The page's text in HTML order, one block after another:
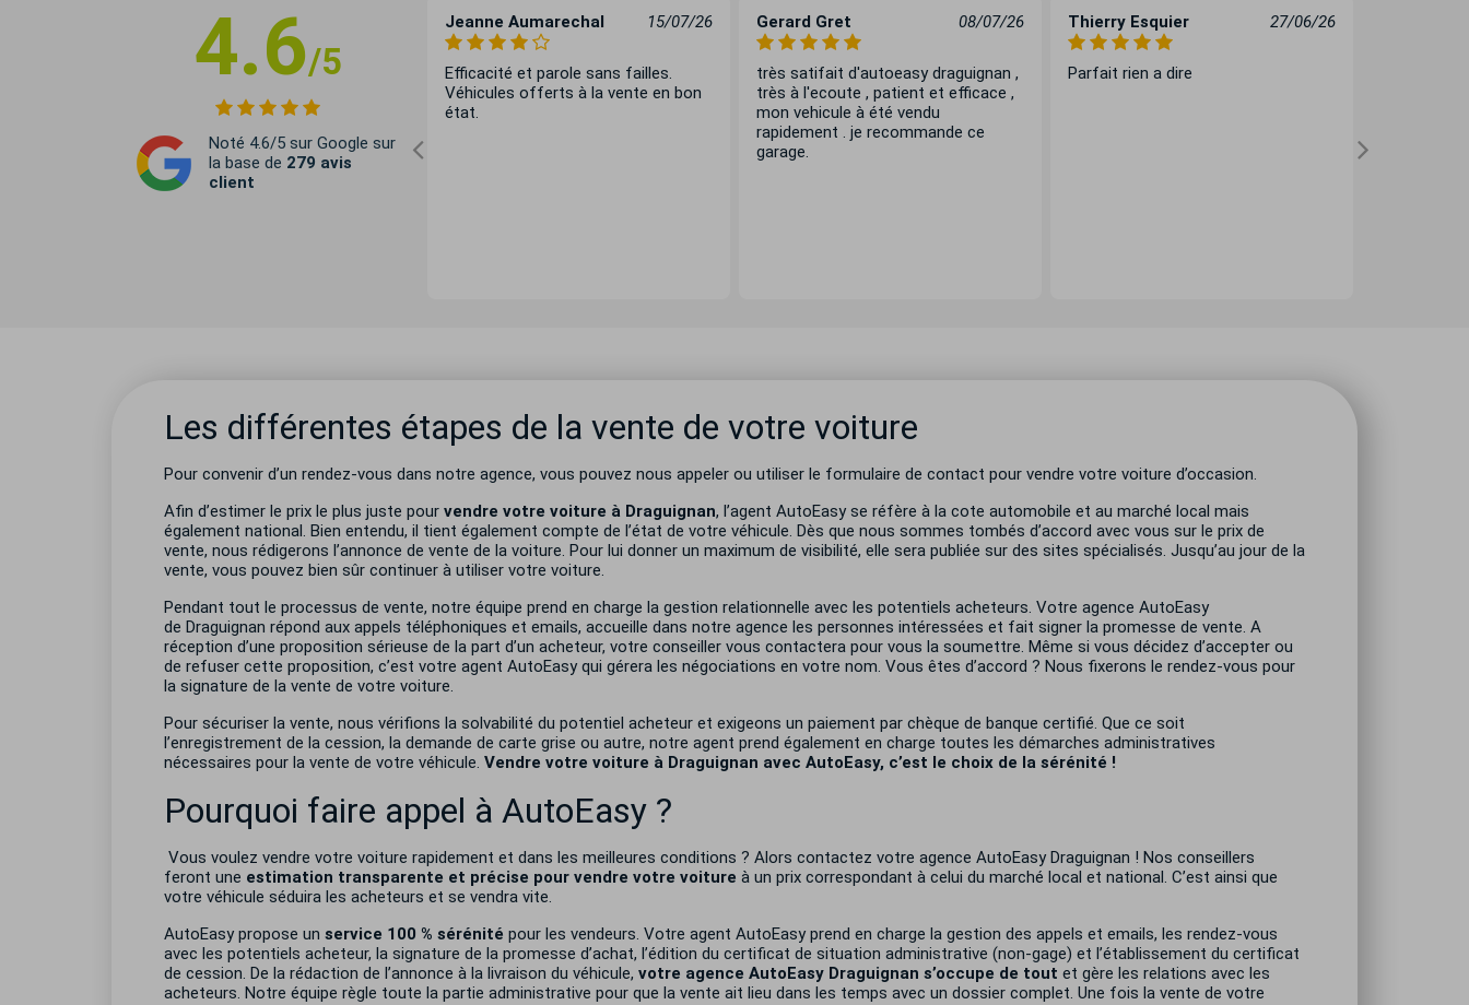
4.6/5
Noté 4.6/5 sur Google sur
la base de 279 avis
client
Vincent D'aubreby
Professionnel accueillant, vente
règlement. Bravo à l'équipe.
Jeanne Aumarechal 15/07/26
Efficacité et parole sans failles.
Véhicules offerts à la vente en bon
état.
Gerard Gret 08/07/26
très satifait d'autoeasy draguignan ,
très à l'ecoute , patient et efficace ,
mon vehicule à été vendu
rapidement . je recommande ce
garage.
Thierry Esquier 27/06/26
Parfait rien a dire
Les différentes étapes de la vente de votre voiture
Pour convenir d’un rendez-vous dans notre agence, vous pouvez nous appeler ou utiliser le formulaire de contact pour vendre votre voiture d’occasion.
Afin d’estimer le prix le plus juste pour vendre votre voiture à Draguignan, l’agent AutoEasy se réfère à la cote automobile et au marché local mais
également national. Bien entendu, il tient également compte de l’état de votre véhicule. Dès que nous sommes tombés d’accord avec vous sur le prix de
vente, nous rédigerons l’annonce de vente de la voiture. Pour lui donner un maximum de visibilité, elle sera publiée sur des sites spécialisés. Jusqu’au jour de la
vente, vous pouvez bien sûr continuer à utiliser votre voiture.
Pendant tout le processus de vente, notre équipe prend en charge la gestion relationnelle avec les potentiels acheteurs. Votre agence AutoEasy
de Draguignan répond aux appels téléphoniques et emails, accueille dans notre agence les personnes intéressées et fait signer la promesse de vente. A
réception d’une proposition sérieuse de la part d’un acheteur, votre conseiller vous contactera pour vous la soumettre. Même si vous décidez d’accepter ou
de refuser cette proposition, c’est votre agent AutoEasy qui gérera les négociations en votre nom. Vous êtes d’accord ? Nous fixerons le rendez-vous pour
la signature de la vente de votre voiture.
Pour sécuriser la vente, nous vérifions la solvabilité du potentiel acheteur et exigeons un paiement par chèque de banque certifié. Que ce soit
l’enregistrement de la cession, la demande de carte grise ou autre, notre agent prend également en charge toutes les démarches administratives
nécessaires pour la vente de votre véhicule. Vendre votre voiture à Draguignan avec AutoEasy, c’est le choix de la sérénité !
Pourquoi faire appel à AutoEasy ?
Vous voulez vendre votre voiture rapidement et dans les meilleures conditions ? Alors contactez votre agence AutoEasy Draguignan ! Nos conseillers
feront une estimation transparente et précise pour vendre votre voiture à un prix correspondant à celui du marché local et national. C’est ainsi que
votre véhicule séduira les acheteurs et se vendra vite.
AutoEasy propose un service 100 % sérénité pour les vendeurs. Votre agent AutoEasy prend en charge la gestion des appels et emails, les rendez-vous
avec les potentiels acheteur, la signature de la promesse d’achat, l’édition du certificat de situation administrative (non-gage) et l’établissement du certificat
de cession. De la rédaction de l’annonce à la livraison du véhicule, votre agence AutoEasy Draguignan s’occupe de tout et gère les relations avec les
acheteurs. Notre équipe règle toute la partie administrative pour que la vente ait lieu dans les temps avec un dossier complet. Une fois la vente de votre